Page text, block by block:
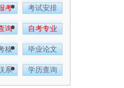
考 考试安排
询 自考专业
核 毕业论文
系 学历查询